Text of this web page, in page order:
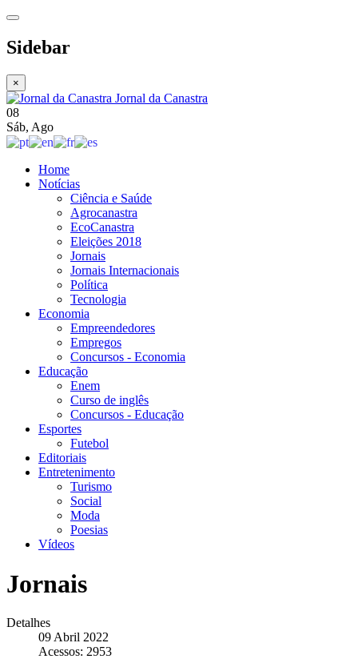
Sidebar
×
Jornal da Canastra
08
Sáb, Ago
Home
Notícias
Ciência e Saúde
Agrocanastra
EcoCanastra
Eleições 2018
Jornais
Jornais Internacionais
Política
Tecnologia
Economia
Empreendedores
Empregos
Concursos - Economia
Educação
Enem
Curso de inglês
Concursos - Educação
Esportes
Futebol
Editoriais
Entretenimento
Turismo
Social
Moda
Poesias
Vídeos
Jornais
Detalhes
09 Abril 2022
Acessos: 2953